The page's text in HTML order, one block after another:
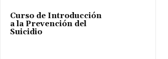
Curso de Introducción
a la Prevención del
Suicidio